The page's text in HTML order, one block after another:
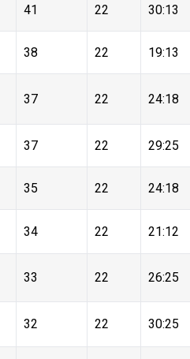
41 22 30:13
38 22 19:13
37 22 24:18
37 22 29:25
35 22 24:18
34 22 21:12
33 22 26:25
32 22 30:25